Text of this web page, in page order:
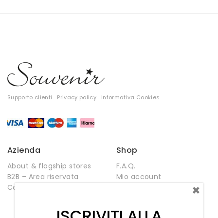
T-shirt
Top
Supporto clienti Privacy policy Informativa Cookies
Azienda
About & flagship stores
B2B – Area riservata
Contatti
Shop
F.A.Q.
Mio account
×